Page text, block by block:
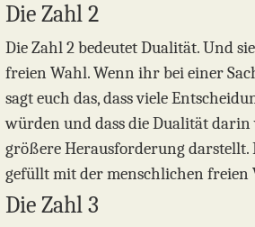
Die Zahl 2
Die Zahl 2 bedeutet Dualität. Und
freien Wahl. Wenn ihr bei einer
sagt euch das, dass viele
würden und dass die Dualität
größere Herausforderung darstellt.
gefüllt mit der menschlichen freien
Die Zahl 3